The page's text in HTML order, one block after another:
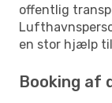
offentlig
en stor hjælp
Booking af